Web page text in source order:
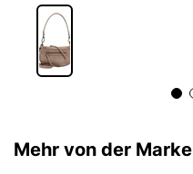
Mehr von der Marke